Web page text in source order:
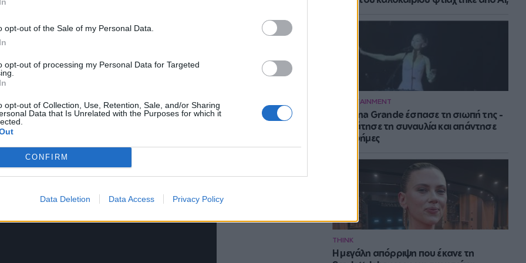
opt-out of the Sale of my Personal Data.
opt-out of processing my Personal Data for Targeted
opt-out of Collection, Use, Retention, Sale, and/or Sharing
Data that Is Unrelated with the Purposes for which it
CONFIRM
Data Deletion Data Access Privacy Policy
ENTERTAINMENT
H Ariana Grande έσπασε τη σιωπή της -
Σταμάτησε τη συναυλία και απάντησε
στις φήμες
THINK
Η μεγάλη απόρριψη που έκανε τη
ολους για τα καλα τους λογια και
νεα και προτοτυπα
η υγεια μας!…υπομονη, εχουμε κι
μολις μπορεσουμε…